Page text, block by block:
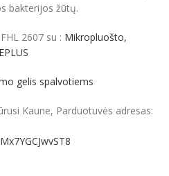
bakterijos žūtų.
2607 su : Mikropluošto,
gelis spalvotiems
Kaune, Parduotuvės adresas: